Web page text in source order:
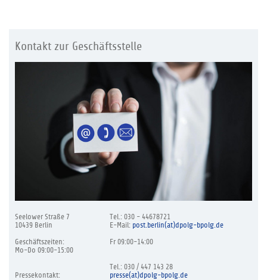
Kontakt zur Geschäftsstelle
Seelower Straße 7
10439 Berlin
Geschäftszeiten:
Mo-Do 09:00-15:00
Pressekontakt:
Tel.: 030 - 44678721
E-Mail: post.berlin(at)dpolg-bpolg.de
Fr 09:00-14:00
Tel.: 030 / 447 143 28
presse(at)dpolg-bpolg.de